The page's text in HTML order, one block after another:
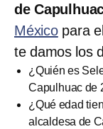
de
Méxicopara
te damos los
¿Quién es
Capulhuac de
¿Qué edad
alcaldesa de